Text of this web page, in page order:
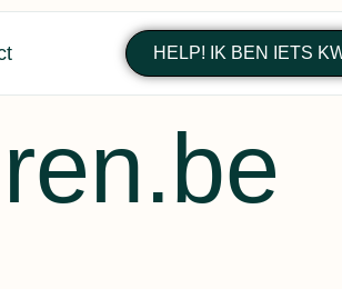
HELP! IK BEN IETS